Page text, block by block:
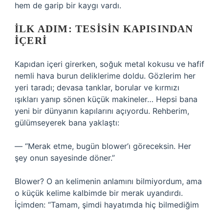
hem de garip bir kaygı vardı.
İLK ADIM: TESISIN KAPISINDAN
İÇERI
Kapıdan içeri girerken, soğuk metal kokusu ve hafif
nemli hava burun deliklerime doldu. Gözlerim her
yeri taradı; devasa tanklar, borular ve kırmızı
ışıkları yanıp sönen küçük makineler… Hepsi bana
yeni bir dünyanın kapılarını açıyordu. Rehberim,
gülümseyerek bana yaklaştı:
— “Merak etme, bugün blower’ı göreceksin. Her
şey onun sayesinde döner.”
Blower? O an kelimenin anlamını bilmiyordum, ama
o küçük kelime kalbimde bir merak uyandırdı.
İçimden: “Tamam, şimdi hayatımda hiç bilmediğim